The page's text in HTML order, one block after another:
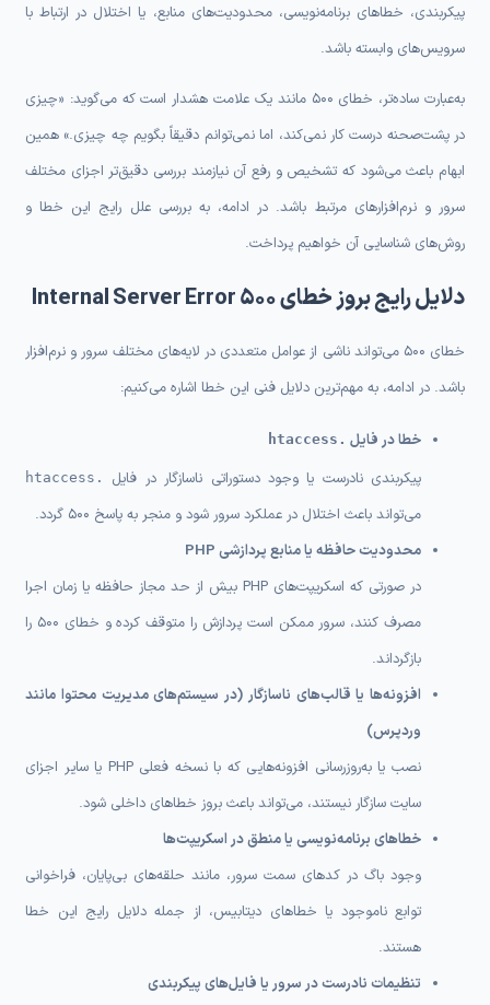
پیکربندی، خطاهای برنامه‌نویسی، محدودیت‌های منابع، یا اختلال در ارتباط با
سرویس‌های وابسته باشد.
به‌عبارت ساده‌تر، خطای 500 مانند یک علامت هشدار است که می‌گوید: «چیزی
در پشت‌صحنه درست کار نمی‌کند، اما نمی‌توانم دقیقاً بگویم چه چیزی.» همین
ابهام باعث می‌شود که تشخیص و رفع آن نیازمند بررسی دقیق‌تر اجزای مختلف
سرور و نرم‌افزارهای مرتبط باشد. در ادامه، به بررسی علل رایج این خطا و
روش‌های شناسایی آن خواهیم پرداخت.
دلایل رایج بروز خطای 500 Internal Server Error
خطای 500 می‌تواند ناشی از عوامل متعددی در لایه‌های مختلف سرور و نرم‌افزار
باشد. در ادامه، به مهم‌ترین دلایل فنی این خطا اشاره می‌کنیم:
خطا در فایل.htaccess
پیکربندی نادرست یا وجود دستوراتی ناسازگار در فایل.htaccess
می‌تواند باعث اختلال در عملکرد سرور شود و منجر به پاسخ 500 گردد.
محدودیت حافظه یا منابع پردازشی PHP
در صورتی که اسکریپت‌های PHP بیش از حد مجاز حافظه یا زمان اجرا
مصرف کنند، سرور ممکن است پردازش را متوقف کرده و خطای 500 را
بازگرداند.
افزونه‌ها یا قالب‌های ناسازگار (در سیستم‌های مدیریت محتوا مانند
وردپرس)
نصب یا به‌روزرسانی افزونه‌هایی که با نسخه فعلی PHP یا سایر اجزای
سایت سازگار نیستند، می‌تواند باعث بروز خطاهای داخلی شود.
خطاهای برنامه‌نویسی یا منطق در اسکریپت‌ها
وجود باگ در کدهای سمت سرور، مانند حلقه‌های بی‌پایان، فراخوانی
توابع ناموجود یا خطاهای دیتابیس، از جمله دلایل رایج این خطا
هستند.
تنظیمات نادرست در سرور یا فایل‌های پیکربندی